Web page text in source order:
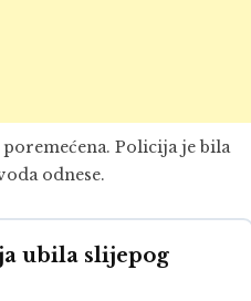
Policija je bila
odnese.
ubila slijepog